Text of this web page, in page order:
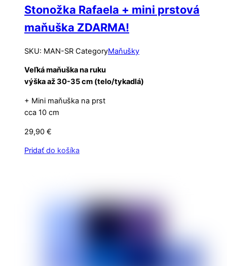
Stonožka Rafaela + mini prstová
maňuška ZDARMA!
SKU: MAN-SR CategoryMaňušky
Veľká maňuška na ruku
výška až 30-35 cm (telo/tykadlá)
+ Mini maňuška na prst
cca 10 cm
29,90 €
Pridať do košíka